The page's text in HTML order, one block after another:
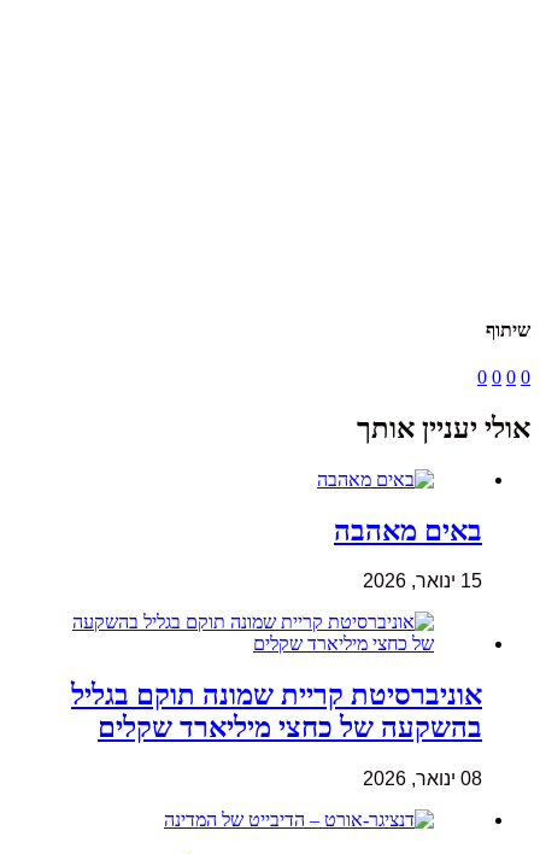
שיתוף
0
0
0
0
אולי יעניין אותך
באים מאהבה
15 ינואר, 2026
אוניברסיטת קריית שמונה תוקם בגליל
בהשקעה של כחצי מיליארד שקלים
08 ינואר, 2026